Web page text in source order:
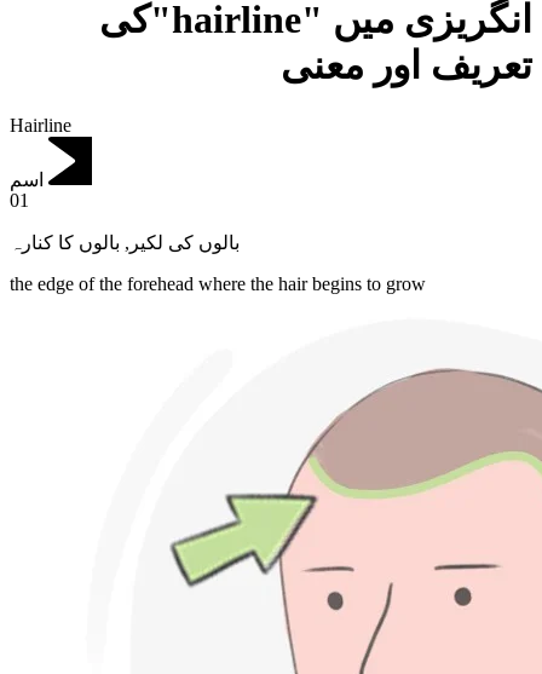
انگریزی میں "hairline"کی
تعریف اور معنی
Hairline
اسم
01
بالوں کی لکیر , بالوں کا کنارہ
the edge of the forehead where the hair begins to grow